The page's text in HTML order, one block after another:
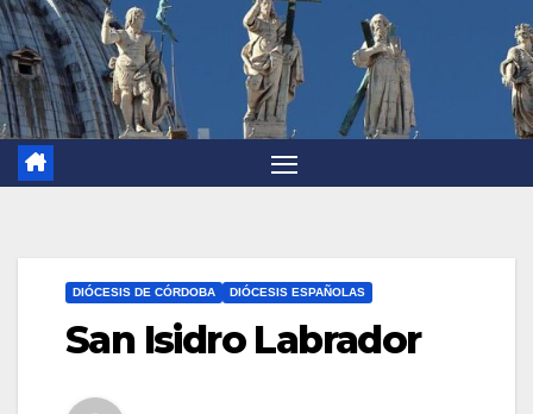
DIÓCESIS DE CÓRDOBA DIÓCESIS ESPAÑOLAS
San Isidro Labrador